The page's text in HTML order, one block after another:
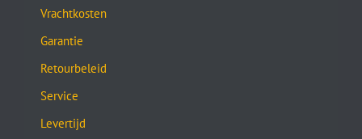
Vrachtkosten
Garantie
Retourbeleid
Service
Levertijd